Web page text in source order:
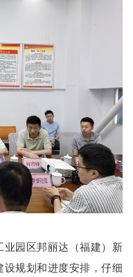
园区邦丽达（福建）新
规划和进度安排，仔细